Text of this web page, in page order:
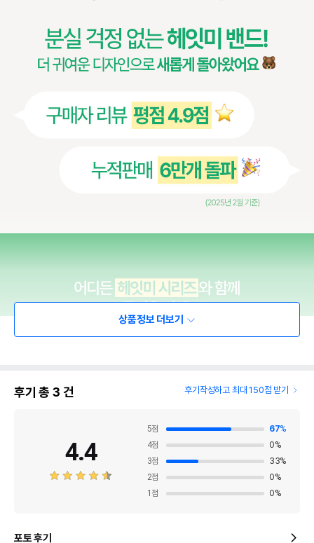
상품정보 더보기
후기 총 3 건 후기작성하고 최대 150점 받기
4.4
5점 67%
4점 0%
3점 33%
2점 0%
1 점 0%
포토 후기